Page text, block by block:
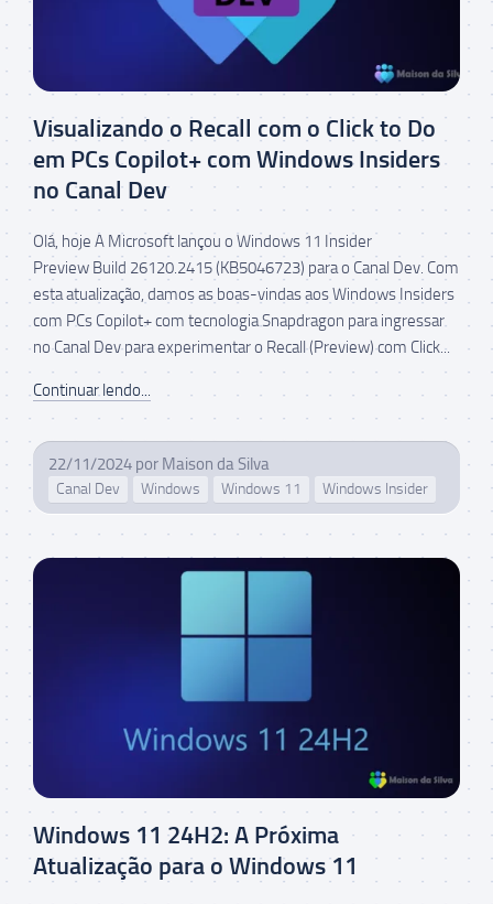
Visualizando o Recall com o Click to Do
em PCs Copilot+ com Windows Insiders
no Canal Dev
Olá, hoje A Microsoft lançou o Windows 11 Insider
Preview Build 26120.2415 (KB5046723) para o Canal Dev. Com
esta atualização, damos as boas-vindas aos Windows Insiders
com PCs Copilot+ com tecnologia Snapdragon para ingressar
no Canal Dev para experimentar o Recall (Preview) com Click...
Continuar lendo...
22/11/2024 por Maison da Silva
Canal Dev Windows Windows 11 Windows Insider
Windows 11 24H2: A Próxima
Atualização para o Windows 11